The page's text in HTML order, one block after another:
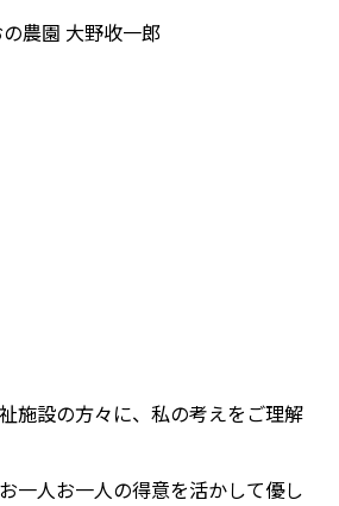
農園 大野收一郎
施設の方々に、私の考えをご理解
一人お一人の得意を活かして優し